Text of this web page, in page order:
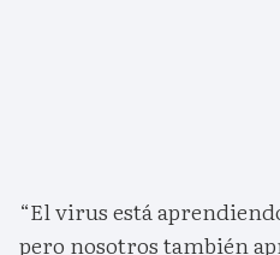
“El virus está
pero nosotros también